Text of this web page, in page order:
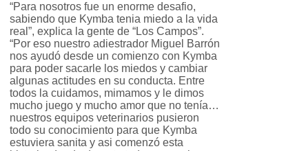
“Para nosotros fue un enorme desafio,
sabiendo que Kymba tenia miedo a la vida
real”, explica la gente de “Los Campos”.
“Por eso nuestro adiestrador Miguel Barrón
nos ayudó desde un comienzo con Kymba
para poder sacarle los miedos y cambiar
algunas actitudes en su conducta. Entre
todos la cuidamos, mimamos y le dimos
mucho juego y mucho amor que no tenía…
nuestros equipos veterinarios pusieron
todo su conocimiento para que Kymba
estuviera sanita y asi comenzó esta